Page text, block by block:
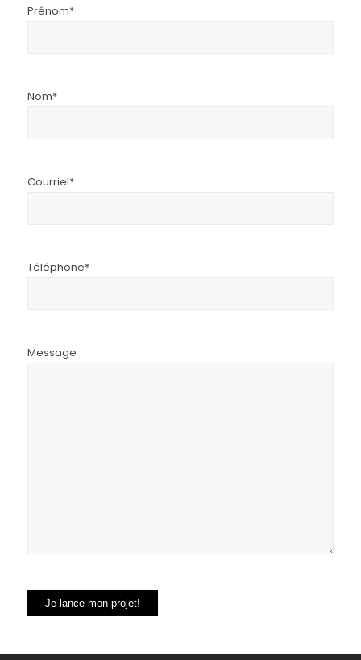
Prénom*
Nom*
Courriel*
Téléphone*
Message
Je lance mon projet!